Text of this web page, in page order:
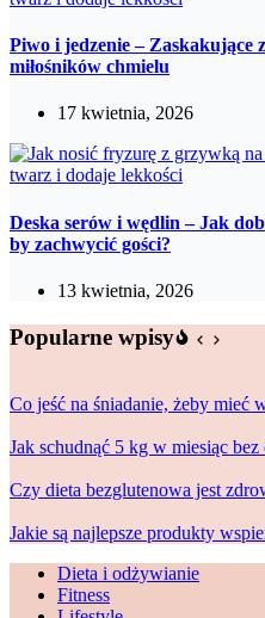
Piwo i jedzenie – Zaskakujące
miłośników chmielu
17 kwietnia, 2026
Deska serów i wędlin – Jak
by zachwycić gości?
13 kwietnia, 2026
Popularne wpisy
Co jeść na śniadanie, żeby mieć
Jak schudnąć 5 kg w miesiąc
Czy dieta bezglutenowa jest
Jakie są najlepsze produkty
Dieta i odżywianie
Fitness